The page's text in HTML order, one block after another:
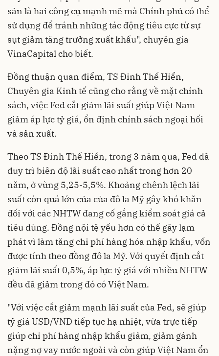
sản là hai công cụ mạnh mẽ mà Chính phủ có thể
sử dụng để tránh những tác động tiêu cực từ sự
sụt giảm tăng trưởng xuất khẩu", chuyên gia
VinaCapital cho biết.
Đồng thuận quan điểm, TS Đinh Thế Hiển,
Chuyên gia Kinh tế cũng cho rằng về mặt chính
sách, việc Fed cắt giảm lãi suất giúp Việt Nam
giảm áp lực tỷ giá, ổn định chính sách ngoại hối
và sản xuất.
Theo TS Đinh Thế Hiển, trong 3 năm qua, Fed đã
duy trì biên độ lãi suất cao nhất trong hơn 20
năm, ở vùng 5,25-5,5%. Khoảng chênh lệch lãi
suất còn quá lớn của của đô la Mỹ gây khó khăn
đối với các NHTW đang cố gắng kiểm soát giá cả
tiêu dùng. Đồng nội tệ yếu hơn có thể gây lạm
phát vì làm tăng chi phí hàng hóa nhập khẩu, vốn
được tính theo đồng đô la Mỹ. Với quyết định cắt
giảm lãi suất 0,5%, áp lực tỷ giá với nhiều NHTW
đều đã giảm trong đó có Việt Nam.
"Với việc cắt giảm mạnh lãi suất của Fed, sẽ giúp
tỷ giá USD/VND tiếp tục hạ nhiệt, vừa trực tiếp
giúp chi phí hàng nhập khẩu giảm, giảm gánh
nặng nợ vay nước ngoài và còn giúp Việt Nam ổn